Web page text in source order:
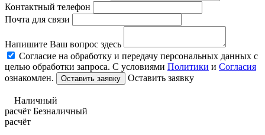
Контактный телефон
Почта для связи
Напишите Ваш вопрос здесь
Согласие на обработку и передачу персональных данных с
целью обработки запроса. С условиями Политики и Согласия
ознакомлен.
Оставить заявку
Наличный
расчёт Безналичный
расчёт